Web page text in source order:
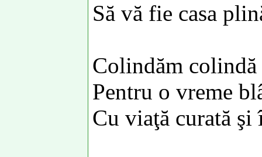
Să vă fie casa
Colindăm colindă
Pentru o vreme
Cu viaţă curată şi